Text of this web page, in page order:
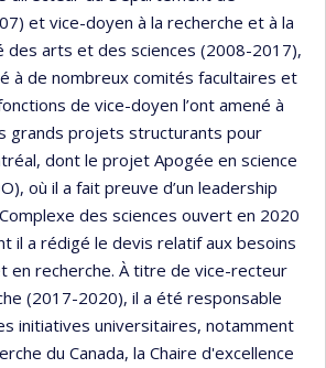
et vice-doyen à la recherche et à la
des arts et des sciences (2008-2017),
à de nombreux comités facultaires et
de vice-doyen l’ont amené à
grands projets structurants pour
dont le projet Apogée en science
où il a fait preuve d’un leadership
des sciences ouvert en 2020
il a rédigé le devis relatif aux besoins
en recherche. À titre de vice-recteur
(2017-2020), il a été responsable
initiatives universitaires, notamment
du Canada, la Chaire d'excellence